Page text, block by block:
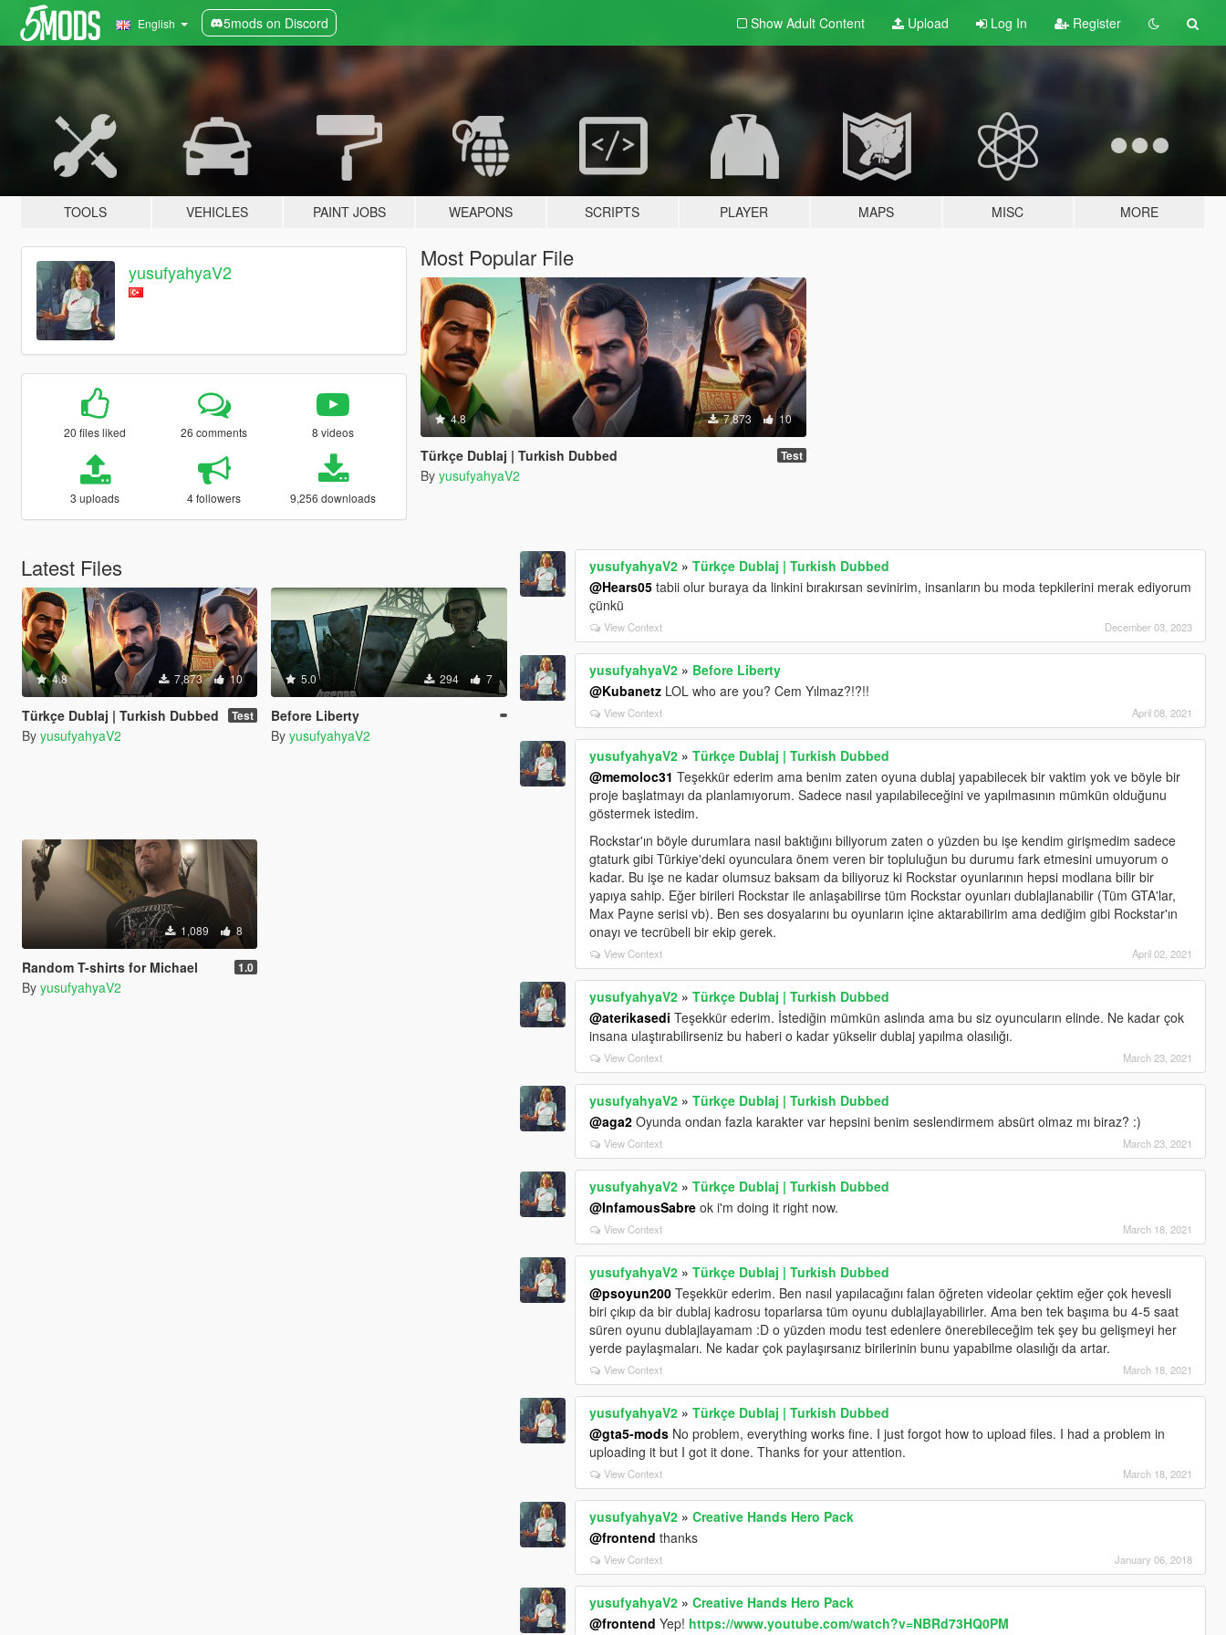
English 5mods on Discord Show Adult Content Upload Log In Register
TOOLS VEHICLES PAINT JOBS WEAPONS SCRIPTS PLAYER MAPS MISC MORE
yusufyahyaV2
20 files liked 26 comments 8 videos
3 uploads 4 followers 9,256 downloads
Most Popular File
4.8 7,873 10
Türkçe Dublaj | Turkish Dubbed Test
By yusufyahyaV2
Latest Files
4.8 7,873 10
Türkçe Dublaj | Turkish Dubbed Test
By yusufyahyaV2
5.0 294 7
Before Liberty
By yusufyahyaV2
1,089 8
Random T-shirts for Michael 1.0
By yusufyahyaV2
yusufyahyaV2 »Türkçe Dublaj | Turkish Dubbed
@Hears05 tabii olur buraya da linkini bırakırsan sevinirim, insanların bu moda tepkilerini merak ediyorum
çünkü
View Context December 03, 2023
yusufyahyaV2 » Before Liberty
@Kubanetz LOL who are you? Cem Yılmaz?!?!!
View Context April 08, 2021
yusufyahyaV2 »Türkçe Dublaj | Turkish Dubbed
@memoloc31 Teşekkür ederim ama benim zaten oyuna dublaj yapabilecek bir vaktim yok ve böyle bir
proje başlatmayı da planlamıyorum. Sadece nasıl yapılabileceğini ve yapılmasının mümkün olduğunu
göstermek istedim.
Rockstar'ın böyle durumlara nasıl baktığını biliyorum zaten o yüzden bu işe kendim girişmedim sadece
gtaturk gibi Türkiye'deki oyunculara önem veren bir topluluğun bu durumu fark etmesini umuyorum o
kadar. Bu işe ne kadar olumsuz baksam da biliyoruz ki Rockstar oyunlarının hepsi modlana bilir bir
yapıya sahip. Eğer birileri Rockstar ile anlaşabilirse tüm Rockstar oyunları dublajlanabilir (Tüm GTA'lar,
Max Payne serisi vb). Ben ses dosyalarını bu oyunların içine aktarabilirim ama dediğim gibi Rockstar'ın
onayı ve tecrübeli bir ekip gerek.
View Context April 02, 2021
yusufyahyaV2 »Türkçe Dublaj | Turkish Dubbed
@aterikasedi Teşekkür ederim. İstediğin mümkün aslında ama bu siz oyuncuların elinde. Ne kadar çok
insana ulaştırabilirseniz bu haberi o kadar yükselir dublaj yapılma olasılığı.
View Context March 23, 2021
yusufyahyaV2 »Türkçe Dublaj | Turkish Dubbed
@aga2 Oyunda ondan fazla karakter var hepsini benim seslendirmem absürt olmaz mı biraz? :)
View Context March 23, 2021
yusufyahyaV2 »Türkçe Dublaj | Turkish Dubbed
@InfamousSabre ok i'm doing it right now.
View Context March 18, 2021
yusufyahyaV2 »Türkçe Dublaj | Turkish Dubbed
@psoyun200 Teşekkür ederim. Ben nasıl yapılacağını falan öğreten videolar çektim eğer çok hevesli
biri çıkıp da bir dublaj kadrosu toparlarsa tüm oyunu dublajlayabilirler. Ama ben tek başıma bu 4-5 saat
süren oyunu dublajlayamam :D o yüzden modu test edenlere önerebileceğim tek şey bu gelişmeyi her
yerde paylaşmaları. Ne kadar çok paylaşırsanız birilerinin bunu yapabilme olasılığı da artar.
View Context March 18, 2021
yusufyahyaV2 »Türkçe Dublaj | Turkish Dubbed
@gta5-mods No problem, everything works fine. I just forgot how to upload files. I had a problem in
uploading it but I got it done. Thanks for your attention.
View Context March 18, 2021
yusufyahyaV2 »Creative Hands Hero Pack
@frontend thanks
View Context January 06, 2018
yusufyahyaV2 »Creative Hands Hero Pack
@frontend Yep! https://www.youtube.com/watch?v=NBRd73HQ0PM